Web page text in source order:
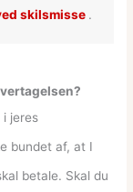
skilsmisse .
i jeres
bundet af, at I
betale. Skal du